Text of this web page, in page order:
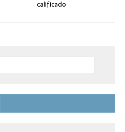
calificado